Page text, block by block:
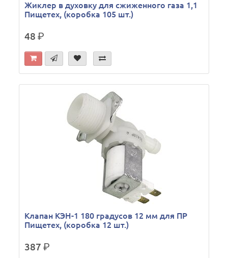
Жиклер в духовку для сжиженного газа 1,1
Пищетех, (коробка 105 шт.)
48р.
Клапан КЭН-1 180 градусов 12 мм для ПР
Пищетех, (коробка 12 шт.)
387р.